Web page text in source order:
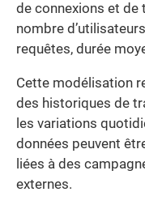
de connexions et
nombre
requêtes, durée
Cette modélisation
des historiques de
les variations
données peuvent
liées à des
externes.